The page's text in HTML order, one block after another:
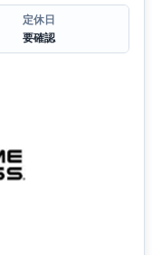
定休日
要確認